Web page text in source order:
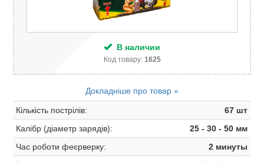
В наличии
Код товару: 1625
Докладніше про товар »
Кількість пострілів:
67 шт
Калібр (діаметр зарядів):
25 - 30 - 50 мм
Час роботи феєрверку:
2 минуты